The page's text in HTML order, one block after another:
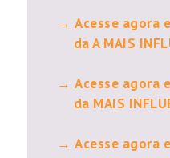
Acesse agora
da A MAIS
Acesse agora
da MAIS
Acesse agora